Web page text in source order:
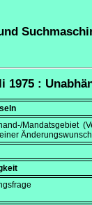
1975 :
Mandatsgebiet
Änderungswunsch